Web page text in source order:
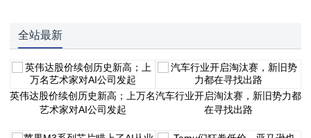
全站最新
英伟达股价续创历史新高；上万名
艺术家对AI公司发起
汽车行业开启淘汰赛，新旧势力都
在寻找出路